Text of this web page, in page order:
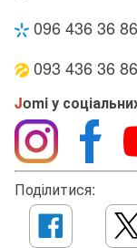
096 436 36 86
093 436 36 86
Jomi у
Поділитися: